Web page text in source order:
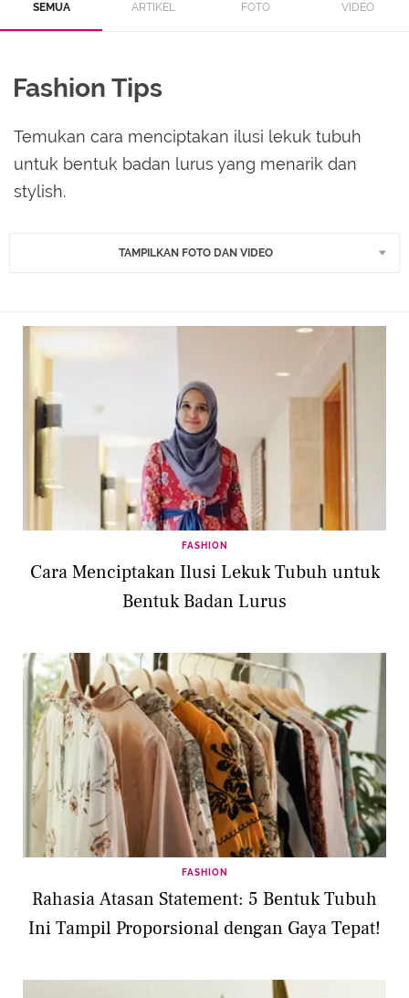
SEMUA ARTIKEL FOTO VIDEO
Fashion Tips
Temukan cara menciptakan ilusi lekuk tubuh
untuk bentuk badan lurus yang menarik dan
stylish.
TAMPILKAN FOTO DAN VIDEO
FASHION
Cara Menciptakan Ilusi Lekuk Tubuh untuk
Bentuk Badan Lurus
FASHION
Rahasia Atasan Statement: 5 Bentuk Tubuh
Ini Tampil Proporsional dengan Gaya Tepat!